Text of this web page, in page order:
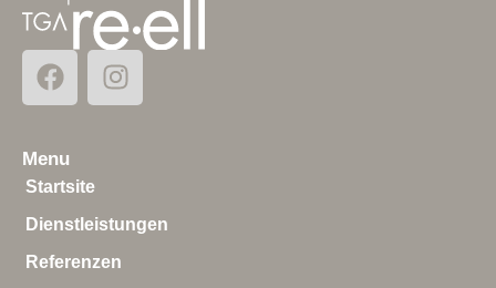
Menu
Startsite
Dienstleistungen
Referenzen